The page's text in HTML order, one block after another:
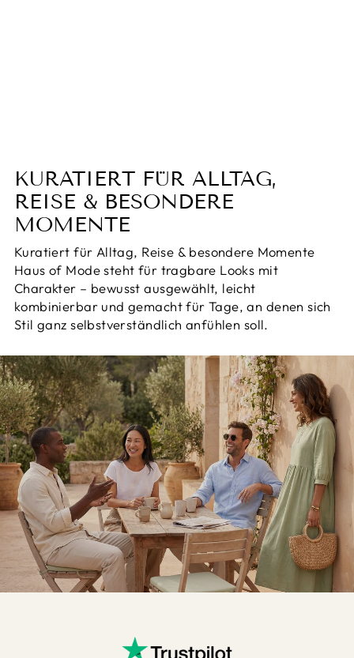
KURATIERT FÜR ALLTAG,
REISE & BESONDERE
MOMENTE
Kuratiert für Alltag, Reise & besondere Momente
Haus of Mode steht für tragbare Looks mit
Charakter – bewusst ausgewählt, leicht
kombinierbar und gemacht für Tage, an denen sich
Stil ganz selbstverständlich anfühlen soll.